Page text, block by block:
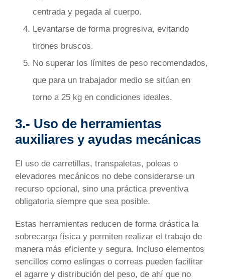
centrada y pegada al cuerpo.
Levantarse de forma progresiva, evitando
tirones bruscos.
No superar los límites de peso recomendados,
que para un trabajador medio se sitúan en
torno a 25 kg en condiciones ideales.
3.- Uso de herramientas
auxiliares y ayudas mecánicas
El uso de carretillas, transpaletas, poleas o
elevadores mecánicos no debe considerarse un
recurso opcional, sino una práctica preventiva
obligatoria siempre que sea posible.
Estas herramientas reducen de forma drástica la
sobrecarga física y permiten realizar el trabajo de
manera más eficiente y segura. Incluso elementos
sencillos como eslingas o correas pueden facilitar
el agarre y distribución del peso, de ahí que no